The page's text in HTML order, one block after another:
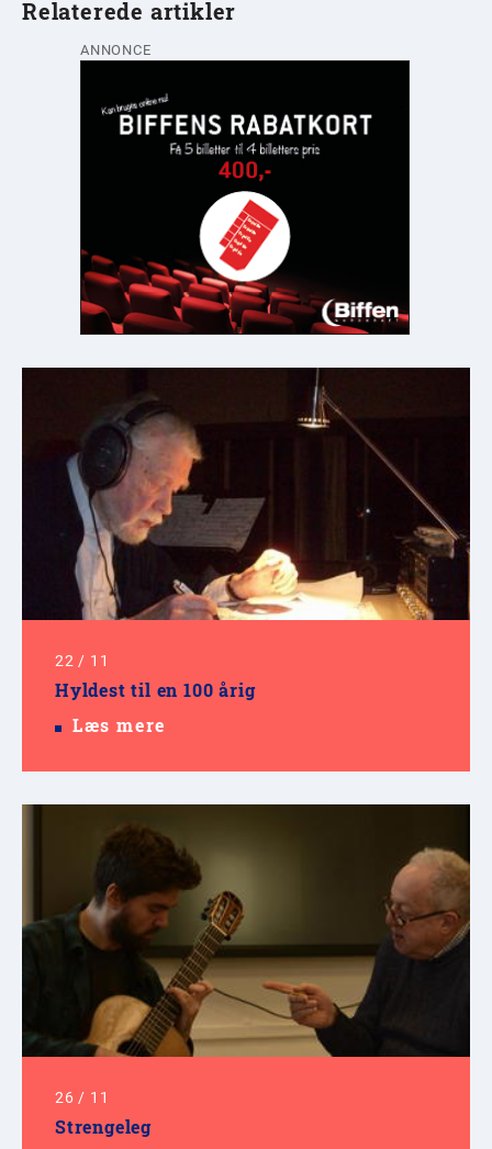
Relaterede artikler
ANNONCE
22 / 11
Hyldest til en 100 årig
Læs mere
26 / 11
Strengeleg